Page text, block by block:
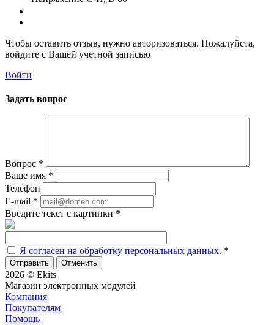
Чтобы оставить отзыв, нужно авторизоваться. Пожалуйста,
войдите с Вашей учетной записью
Войти
Задать вопрос
Вопрос *
Ваше имя *
Телефон
E-mail *
Введите текст с картинки *
Я согласен на обработку персональных данных. *
Отменить
2026 © Ekits
Магазин электронных модулей
Компания
Покупателям
Помощь